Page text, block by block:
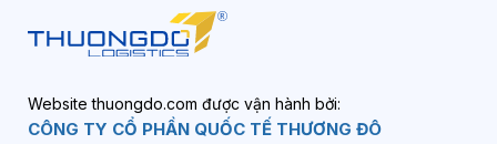
Website thuongdo.com được vận hành bởi:
CÔNG TY CỔ PHẦN QUỐC TẾ THƯƠNG ĐÔ